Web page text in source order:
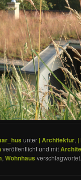
unter | Architektur, |
veröffentlicht und mit
, Wohnhaus